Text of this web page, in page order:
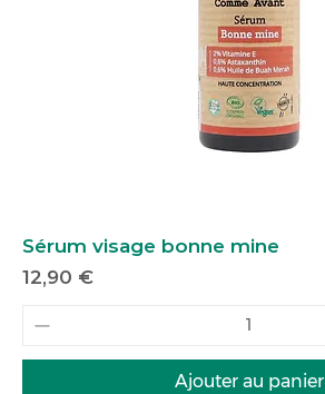
Sérum visage bonne mine
Prix
12,90 €
Ajouter au panier